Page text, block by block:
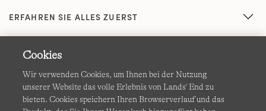
ERFAHREN SIE ALLES ZUERST
Cookies
Wir verwenden Cookies, um Ihnen bei der Nutzung
unserer Website das volle Erlebnis von Lands' End zu
bieten. Cookies speichern Ihren Browserverlauf und das